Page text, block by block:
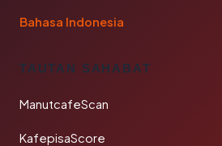
Bahasa Indonesia
TAUTAN SAHABAT
ManutcafeScan
KafepisaScore